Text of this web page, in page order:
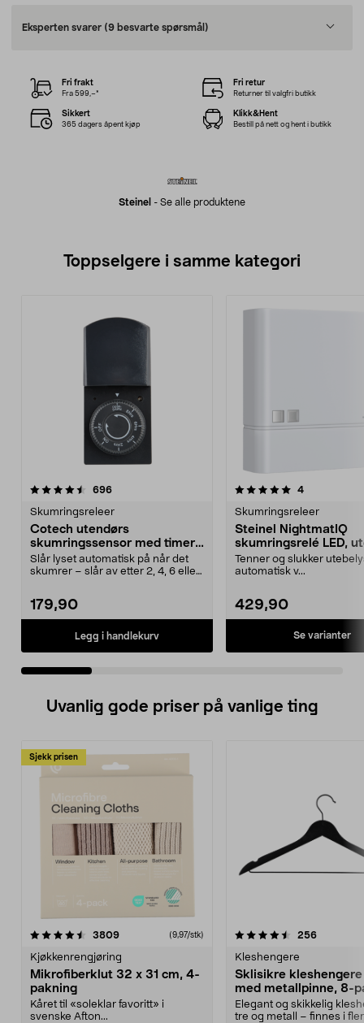
Eksperten svarer (9 besvarte spørsmål)
Steinel - Se alle produktene
Fri frakt
Fra 599,–*
Fri retur
Returner til valgfri butikk
Sikkert
365 dagers åpent kjøp
Klikk&Hent
Bestill på nett og hent i butikk
Toppselgere i samme kategori
696anmeldelser
Skumringsreleer
Cotech utendørs
skumringssensor med timer,
IP44
Slår lyset automatisk på når det
skumrer – slår av etter 2, 4, 6 eller
179,90
Legg i handlekurv
5.0 av 5 stjerner 4anmeldelser
Skumringsreleer
Steinel NightmatIQ
skumringsrelé LED,
Tenner og slukker
automatisk v...
429,90
Se varianter
4.5 av 5 stjerner
Uvanlig gode priser på vanlige ting
Sjekk prisen
3809anmeldelser(9,97/stk)
Kjøkkenrengjøring
Mikrofiberklut 32 x 31 cm, 4-
pakning
Kåret til «soleklar favoritt» i
svenske Afton...
4.5av 5 stjerner 256
Kleshengere
Sklisikre
med metallpinne, 8-
Elegant og skikkelig
tre og metall – finnes i
4.5av 5 stjerner